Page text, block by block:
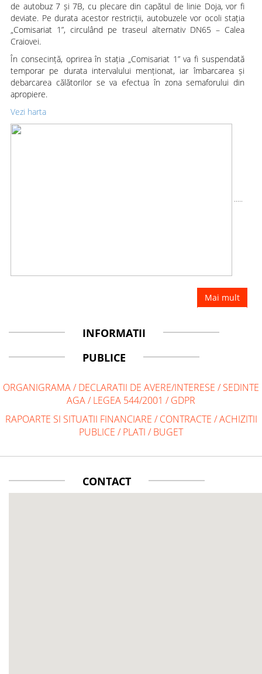
de autobuz 7 și 7B, cu plecare din capătul de linie Doja, vor fi
deviate. Pe durata acestor restricții, autobuzele vor ocoli stația
„Comisariat 1”, circulând pe traseul alternativ DN65 – Calea
Craiovei.
În consecință, oprirea în stația „Comisariat 1” va fi suspendată
temporar pe durata intervalului menționat, iar îmbarcarea și
debarcarea călătorilor se va efectua în zona semaforului din
apropiere.
Vezi harta
.....
Mai mult
INFORMATII
PUBLICE
ORGANIGRAMA/DECLARATII DE AVERE/INTERESE /SEDINTE
AGA/LEGEA 544/2001 /GDPR
RAPOARTE SI SITUATII FINANCIARE /CONTRACTE /ACHIZITII
PUBLICE /PLATI /BUGET
CONTACT